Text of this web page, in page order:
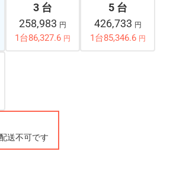
3 台
258,983 円
1台86,327.6 円
5 台
426,733 円
1台85,346.6 円
送不可です